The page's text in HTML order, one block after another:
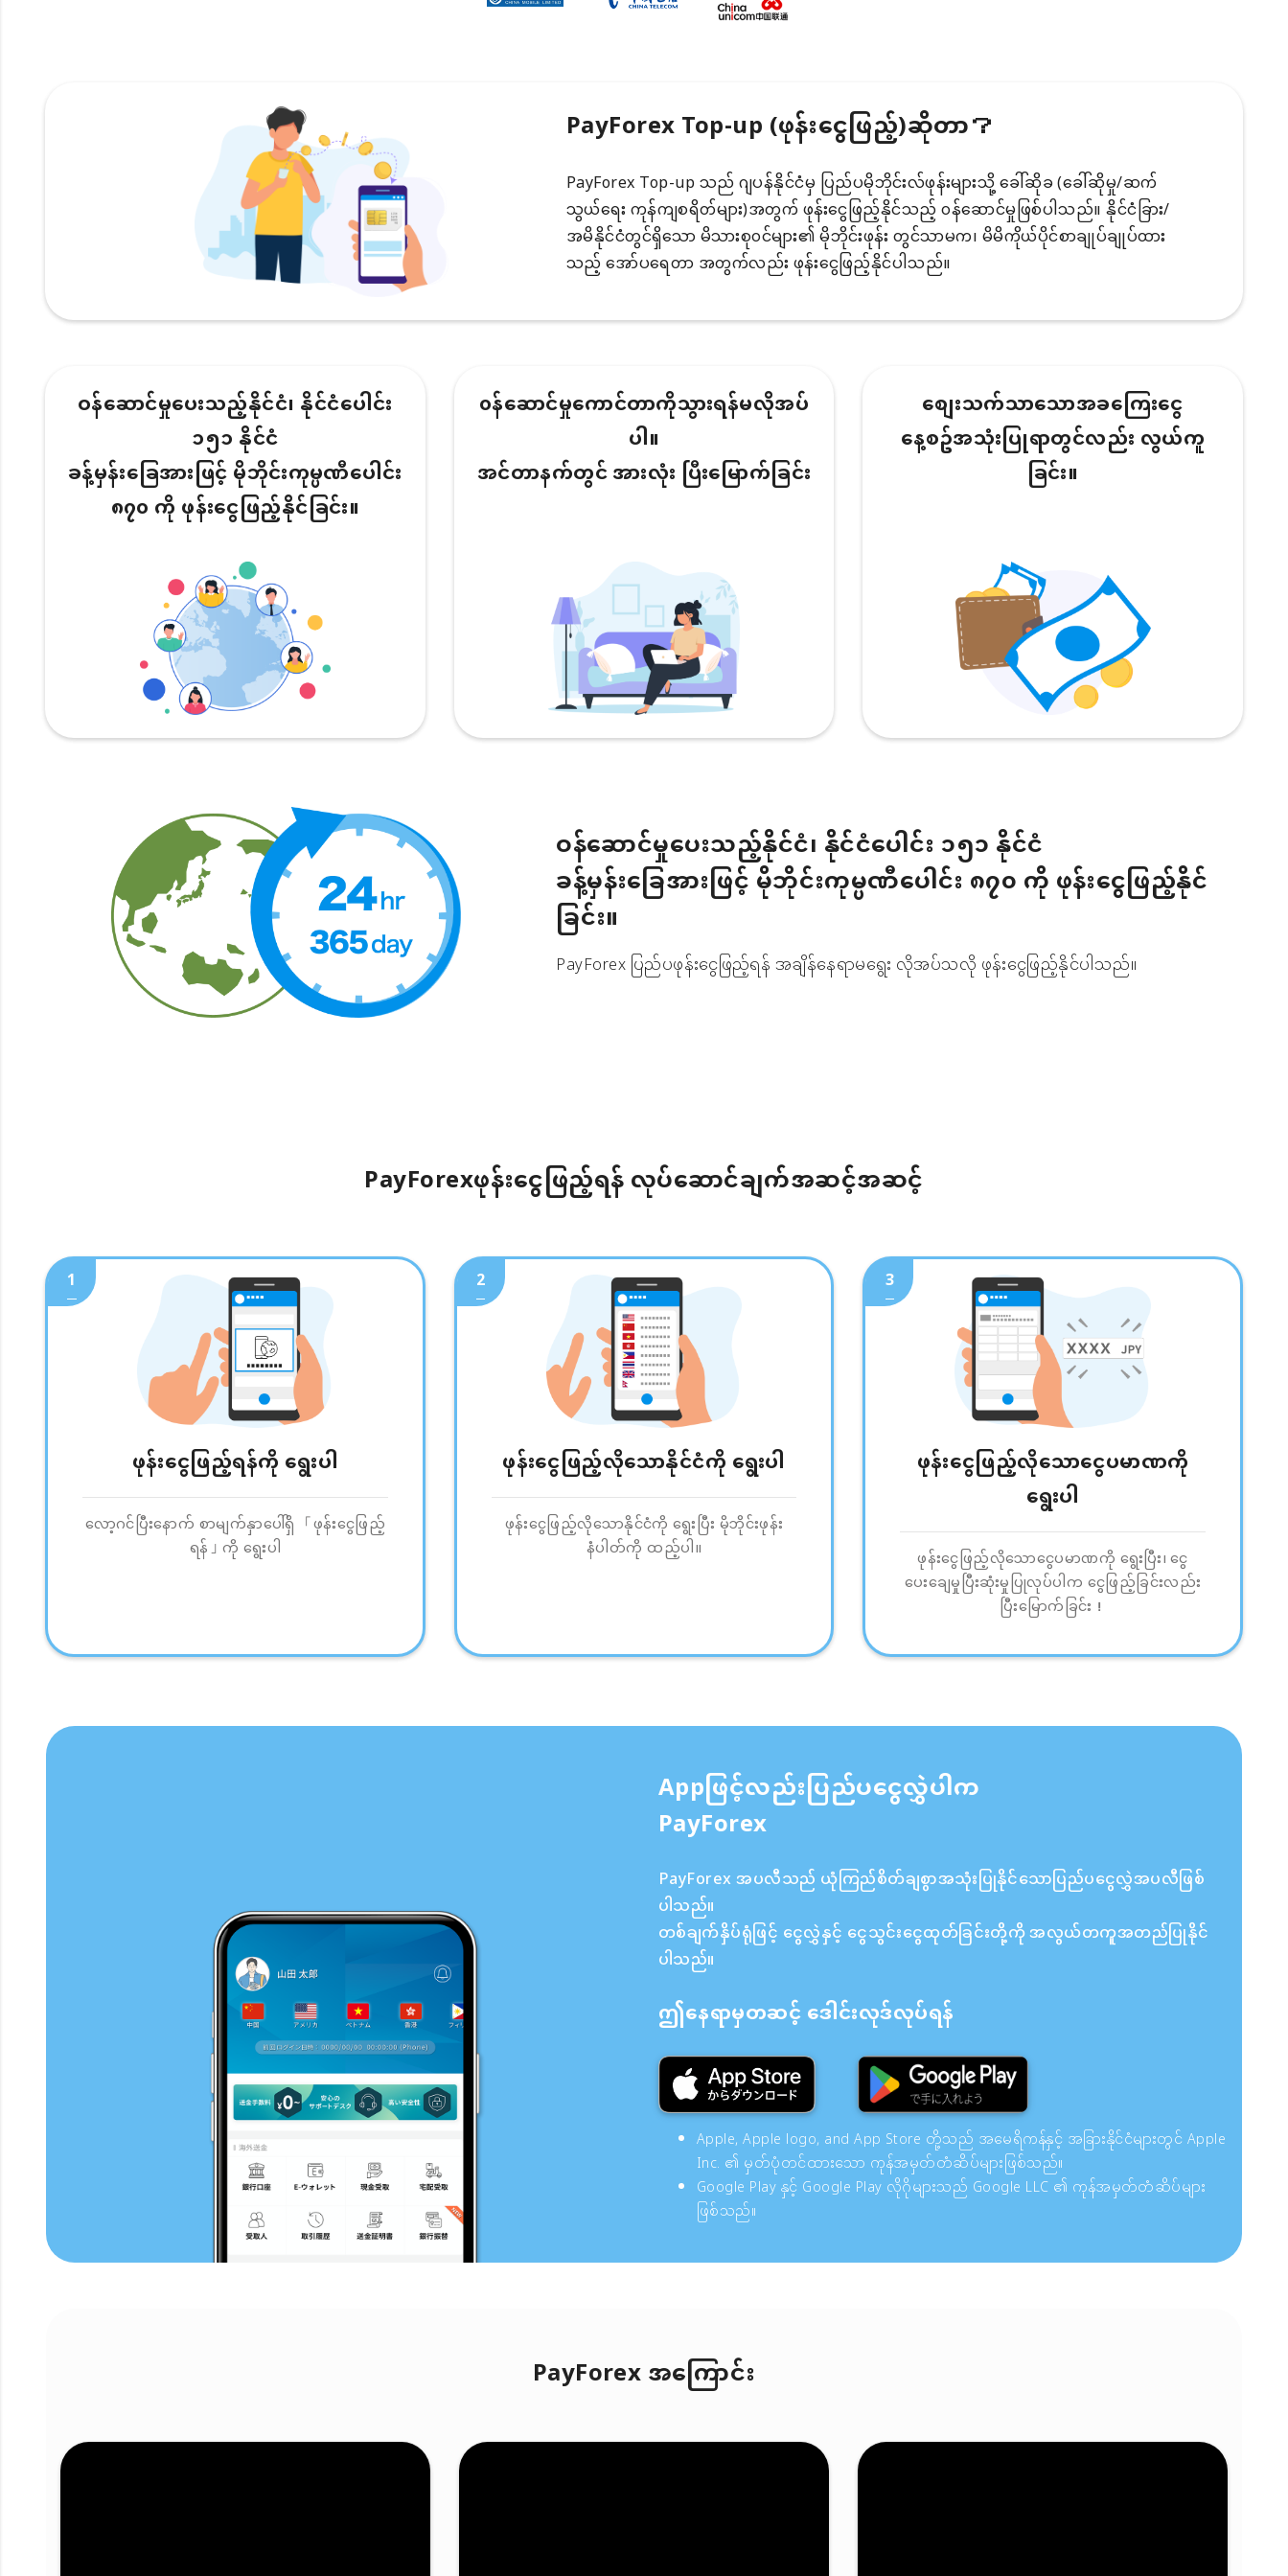
PayForex Top-up (ဖုန်းငွေဖြည့်)ဆိုတာ？
PayForex Top-up သည် ဂျပန်နိုင်ငံမှ ပြည်ပမိုဘိုင်းလ်ဖုန်းများသို့ ခေါ်ဆိုခ (ခေါ်ဆိုမှု/ဆက်
သွယ်ရေး ကုန်ကျစရိတ်များ)အတွက် ဖုန်းငွေဖြည့်နိုင်သည့် ၀န်ဆောင်မှုဖြစ်ပါသည်။ နိုင်ငံခြား/
အမိနိုင်ငံတွင်ရှိသော မိသားစု၀င်များ၏ မိုဘိုင်းဖုန်း တွင်သာမက၊ မိမိကိုယ်ပိုင်စာချုပ်ချုပ်ထား
သည့် အော်ပရေတာ အတွက်လည်း ဖုန်းငွေဖြည့်နိုင်ပါသည်။
ဝန်ဆောင်မှုပေးသည့်နိုင်ငံ၊ နိုင်ငံပေါင်း
၁၅၁ နိုင်ငံ
ခန့်မှန်းခြေအားဖြင့် မိုဘိုင်းကုမ္ပဏီပေါင်း
၈၇၀ ကို ဖုန်းငွေဖြည့်နိုင်ခြင်း။
၀န်ဆောင်မှုကောင်တာကိုသွားရန်မလိုအပ်
ပါ။
အင်တာနက်တွင် အားလုံး ပြီးမြောက်ခြင်း
စျေးသက်သာသောအခကြေးငွေ
နေ့စဥ်အသုံးပြုရာတွင်လည်း လွယ်ကူ
ခြင်း။
ဝန်ဆောင်မှုပေးသည့်နိုင်ငံ၊ နိုင်ငံပေါင်း ၁၅၁ နိုင်ငံ
ခန့်မှန်းခြေအားဖြင့် မိုဘိုင်းကုမ္ပဏီပေါင်း ၈၇၀ ကို ဖုန်းငွေဖြည့်နိုင်
ခြင်း။
PayForex ပြည်ပဖုန်းငွေဖြည့်ရန် အချိန်နေရာမရွေး လိုအပ်သလို ဖုန်းငွေဖြည့်နိုင်ပါသည်။
PayForexဖုန်းငွေဖြည့်ရန် လုပ်ဆောင်ချက်အဆင့်အဆင့်
1
ဖုန်းငွေဖြည့်ရန်ကို ရွေးပါ
လော့ဂင်ပြီးနောက် စာမျက်နှာပေါ်ရှိ 「ဖုန်းငွေဖြည့်
ရန်」ကို ရွေးပါ
2
ဖုန်းငွေဖြည့်လိုသောနိုင်ငံကို ရွေးပါ
ဖုန်းငွေဖြည့်လိုသောနိုင်ငံကို ရွေးပြီး မိုဘိုင်းဖုန်း
နံပါတ်ကို ထည့်ပါ။
3
ဖုန်းငွေဖြည့်လိုသောငွေပမာဏကို
ရွေးပါ
ဖုန်းငွေဖြည့်လိုသောငွေပမာဏကို ရွေးပြီး၊ ငွေ
ပေးချေမှုပြီးဆုံးမှုပြုလုပ်ပါက ငွေဖြည့်ခြင်းလည်း
ပြီးမြောက်ခြင်း！
Appဖြင့်လည်းပြည်ပငွေလွှဲပါက
PayForex
PayForex အပလီသည် ယုံကြည်စိတ်ချစွာအသုံးပြုနိုင်သောပြည်ပငွေလွှဲအပလီဖြစ်
ပါသည်။
တစ်ချက်နှိပ်ရုံဖြင့် ငွေလွှဲနှင့် ငွေသွင်းငွေထုတ်ခြင်းတို့ကို အလွယ်တကူအတည်ပြုနိုင်
ပါသည်။
ဤနေရာမှတဆင့် ဒေါင်းလုဒ်လုပ်ရန်
Apple, Apple logo, and App Store တို့သည် အမေရိကန်နှင့် အခြားနိုင်ငံများတွင် Apple
Inc. ၏ မှတ်ပုံတင်ထားသော ကုန်အမှတ်တံဆိပ်များဖြစ်သည်။
Google Play နှင့် Google Play လိုဂိုများသည် Google LLC ၏ ကုန်အမှတ်တံဆိပ်များ
ဖြစ်သည်။
PayForex အကြောင်း